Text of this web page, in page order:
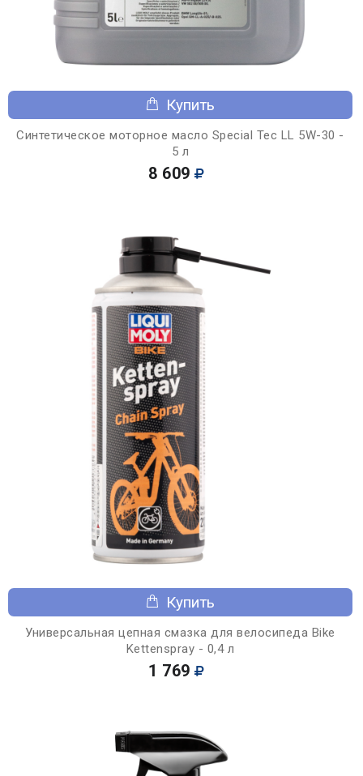
Купить
Синтетическое моторное масло Special Tec LL 5W-30 -
5 л
8 609
Купить
Универсальная цепная смазка для велосипеда Bike
Kettenspray - 0,4 л
1 769